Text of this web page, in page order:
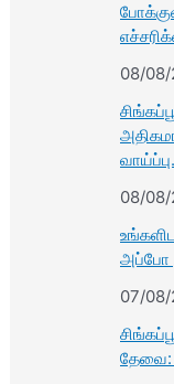
08/
08/
அப்போ
07/
தேவை: